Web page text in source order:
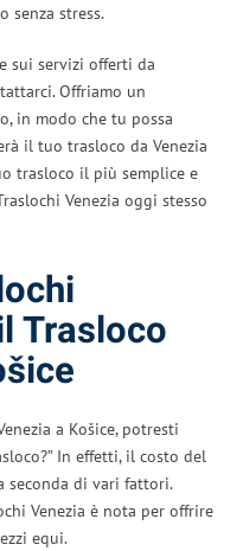
senza stress.
e sui servizi offerti da
Offriamo un
in modo che tu possa
il tuo trasloco da Venezia
trasloco il più semplice e
Venezia oggi stesso
Trasloco
a Košice, potresti
In effetti, il costo del
seconda di vari fattori.
Venezia è nota per offrire
equi.